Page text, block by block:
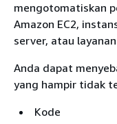
mengotomatiskan
Amazon EC2,
server, atau layanan
Anda dapat
yang hampir tidak
Kode